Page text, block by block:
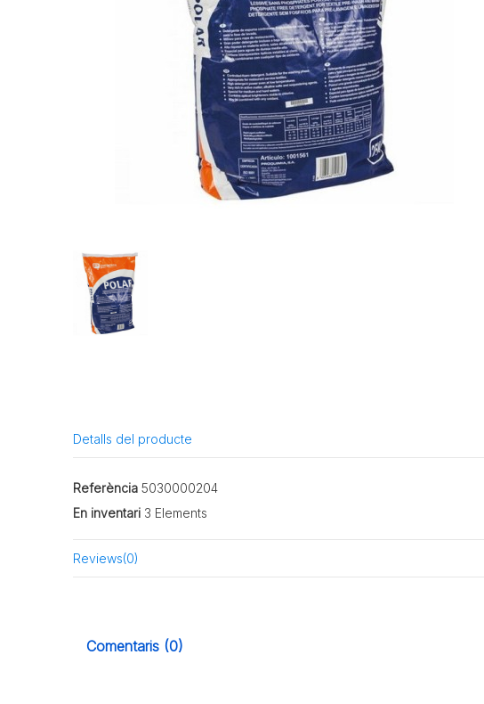
Detalls del producte
Referència 5030000204
En inventari 3 Elements
Reviews(0)
Comentaris (0)